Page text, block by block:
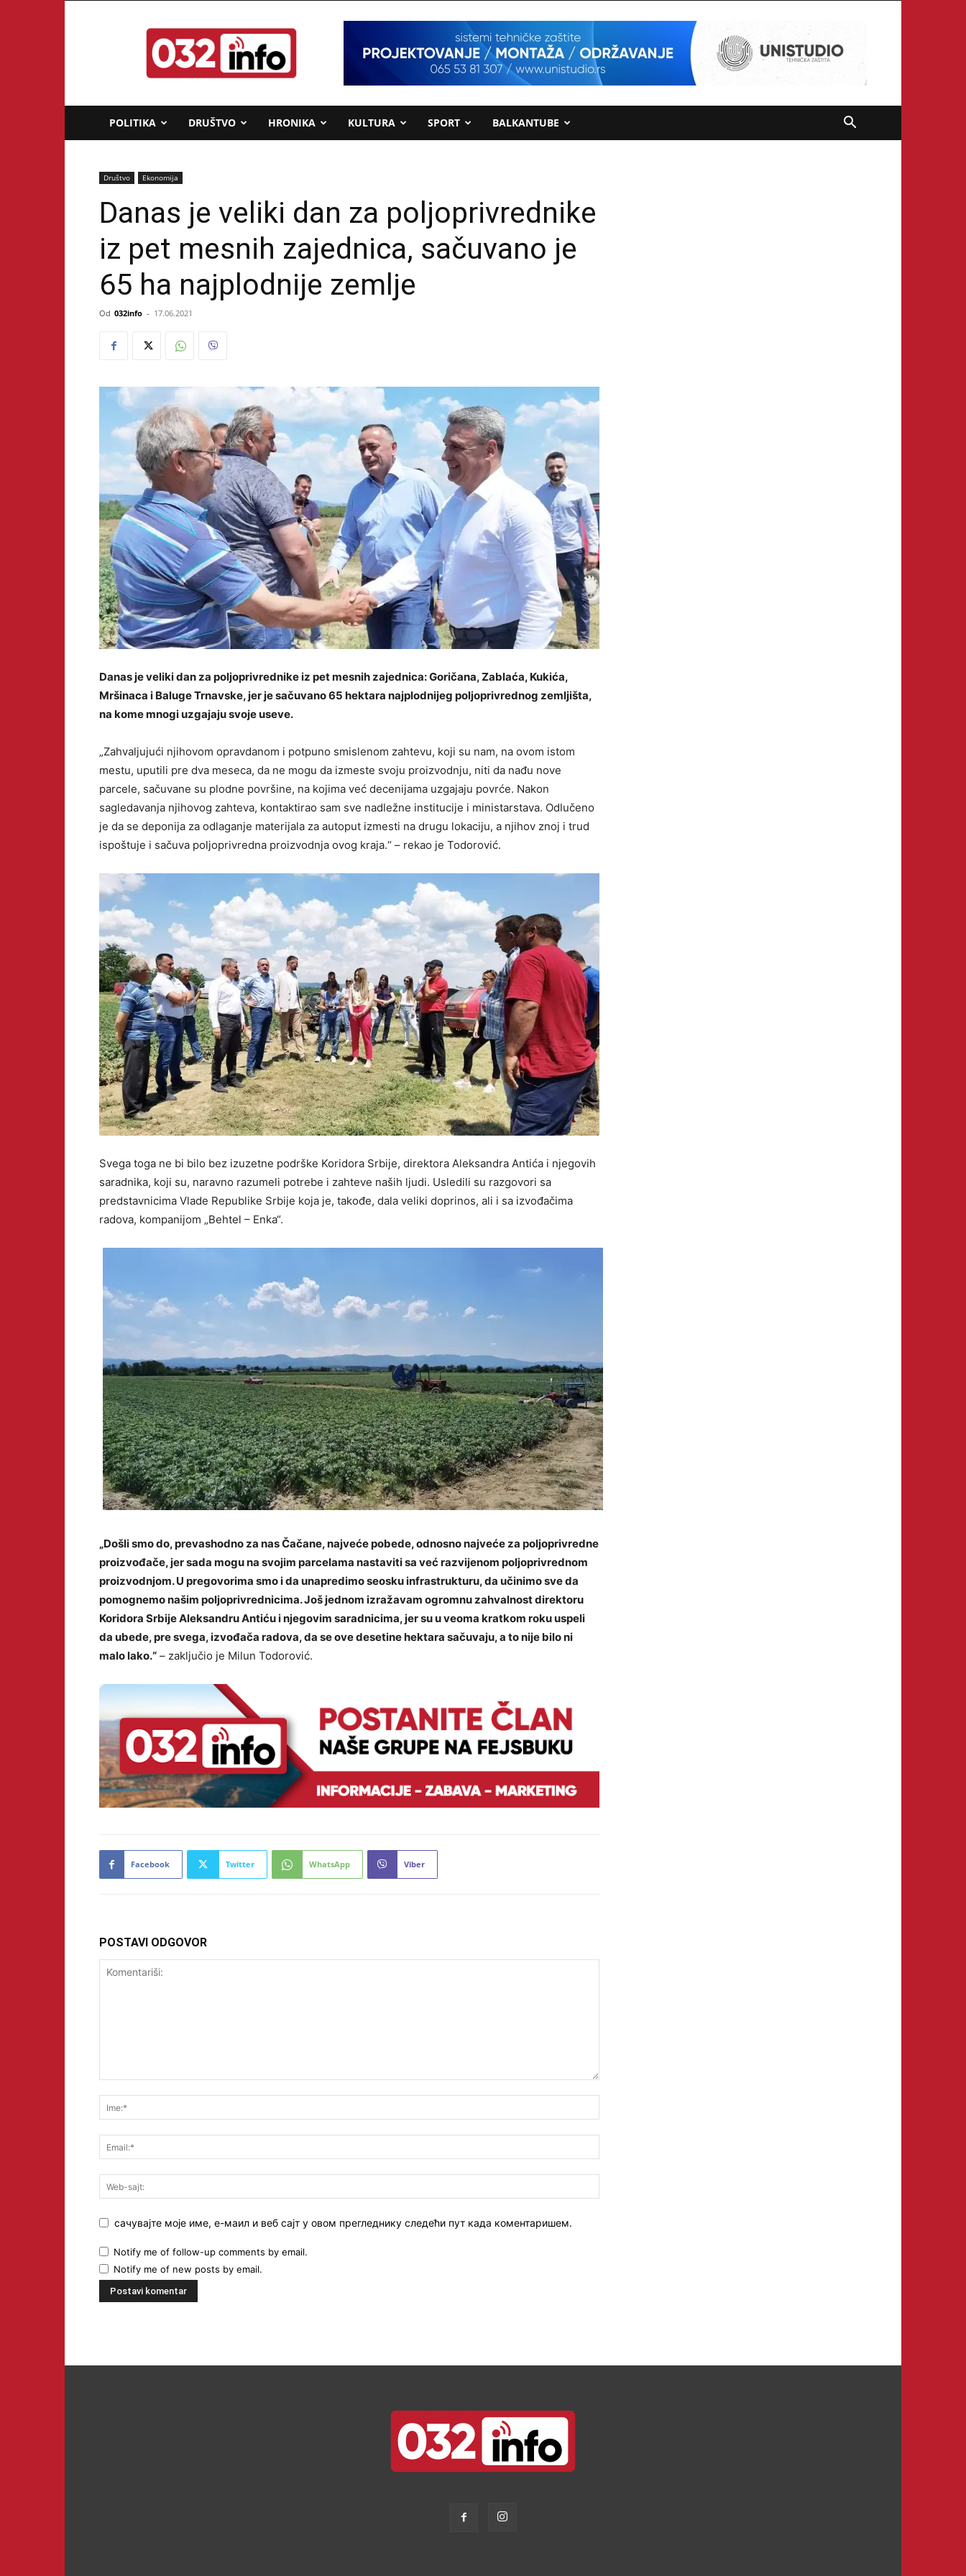
032info.rs
POLITIKA DRUŠTVO HRONIKA KULTURA SPORT BALKANTUBE
Društvo Ekonomija
Danas je veliki dan za poljoprivrednike
iz pet mesnih zajednica, sačuvano je
65 ha najplodnije zemlje
Od 032info - 17.06.2021
Danas je veliki dan za poljoprivrednike iz pet mesnih zajednica: Goričana, Zablaća, Kukića,
Mršinaca i Baluge Trnavske, jer je sačuvano 65 hektara najplodnijeg poljoprivrednog zemljišta,
na kome mnogi uzgajaju svoje useve.
„Zahvaljujući njihovom opravdanom i potpuno smislenom zahtevu, koji su nam, na ovom istom
mestu, uputili pre dva meseca, da ne mogu da izmeste svoju proizvodnju, niti da nađu nove
parcele, sačuvane su plodne površine, na kojima već decenijama uzgajaju povrće. Nakon
sagledavanja njihovog zahteva, kontaktirao sam sve nadležne institucije i ministarstava. Odlučeno
je da se deponija za odlaganje materijala za autoput izmesti na drugu lokaciju, a njihov znoj i trud
ispoštuje i sačuva poljoprivredna proizvodnja ovog kraja.“ – rekao je Todorović.
Svega toga ne bi bilo bez izuzetne podrške Koridora Srbije, direktora Aleksandra Antića i njegovih
saradnika, koji su, naravno razumeli potrebe i zahteve naših ljudi. Usledili su razgovori sa
predstavnicima Vlade Republike Srbije koja je, takođe, dala veliki doprinos, ali i sa izvođačima
radova, kompanijom „Behtel – Enka“.
„Došli smo do, prevashodno za nas Čačane, najveće pobede, odnosno najveće za poljoprivredne
proizvođače, jer sada mogu na svojim parcelama nastaviti sa već razvijenom poljoprivrednom
proizvodnjom. U pregovorima smo i da unapredimo seosku infrastrukturu, da učinimo sve da
pomognemo našim poljoprivrednicima. Još jednom izražavam ogromnu zahvalnost direktoru
Koridora Srbije Aleksandru Antiću i njegovim saradnicima, jer su u veoma kratkom roku uspeli
da ubede, pre svega, izvođača radova, da se ove desetine hektara sačuvaju, a to nije bilo ni
malo lako.“ – zaključio je Milun Todorović.
Facebook Twitter WhatsApp Viber
POSTAVI ODGOVOR
сачувајте моје име, е-маил и веб сајт у овом прегледнику следећи пут када коментаришем.
Notify me of follow-up comments by email.
Notify me of new posts by email.